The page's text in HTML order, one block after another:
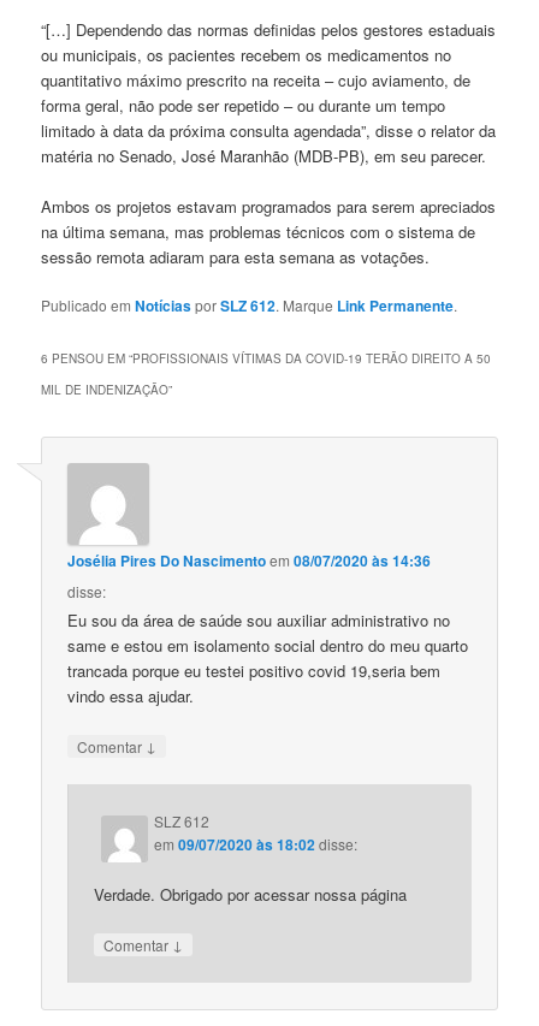
“[…] Dependendo das normas definidas pelos gestores estaduais
ou municipais, os pacientes recebem os medicamentos no
quantitativo máximo prescrito na receita – cujo aviamento, de
forma geral, não pode ser repetido – ou durante um tempo
limitado à data da próxima consulta agendada”, disse o relator da
matéria no Senado, José Maranhão (MDB-PB), em seu parecer.
Ambos os projetos estavam programados para serem apreciados
na última semana, mas problemas técnicos com o sistema de
sessão remota adiaram para esta semana as votações.
Publicado emNotíciasporSLZ 612. Marque Link Permanente.
6 PENSOU EM “PROFISSIONAIS VÍTIMAS DA COVID-19 TERÃO DIREITO A 50
MIL DE INDENIZAÇÃO”
Josélia Pires Do Nascimentoem08/07/2020 às 14:36
disse:
Eu sou da área de saúde sou auxiliar administrativo no
same e estou em isolamento social dentro do meu quarto
trancada porque eu testei positivo covid 19,seria bem
vindo essa ajudar.
Comentar ↓
SLZ 612
em09/07/2020 às 18:02disse:
Verdade. Obrigado por acessar nossa página
Comentar ↓